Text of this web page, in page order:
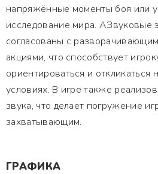
напряжённые моменты боя или
исследование мира. АЗвуковые
согласованы с
акциями, что способствует
ориентироваться и откликаться
условиях. В игре также
звука, что делает погружение
захватывающим.
ГРАФИКА